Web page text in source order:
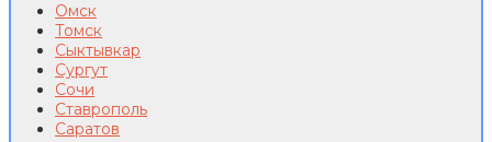
Омск
Томск
Сыктывкар
Сургут
Сочи
Ставрополь
Саратов